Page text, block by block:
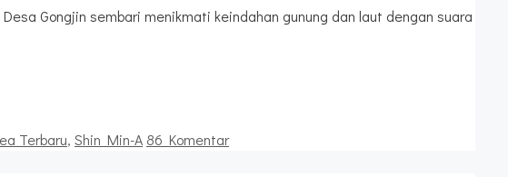
Gongjin sembari menikmati keindahan gunung dan laut dengan suara
Terbaru, Shin Min-A 86 Komentar